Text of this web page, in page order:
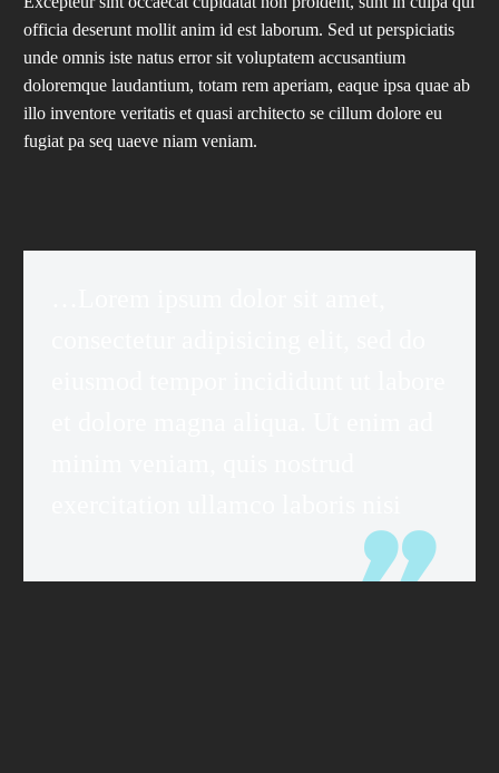
officia deserunt mollit anim id est laborum. Sed ut perspiciatis
unde omnis iste natus error sit voluptatem accusantium
doloremque laudantium, totam rem aperiam, eaque ipsa quae ab
illo inventore veritatis et quasi architecto se cillum dolore eu
fugiat pa seq uaeve niam veniam.